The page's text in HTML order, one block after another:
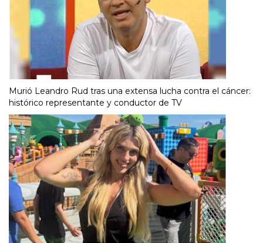
Murió Leandro Rud tras una extensa lucha contra el cáncer:
histórico representante y conductor de TV